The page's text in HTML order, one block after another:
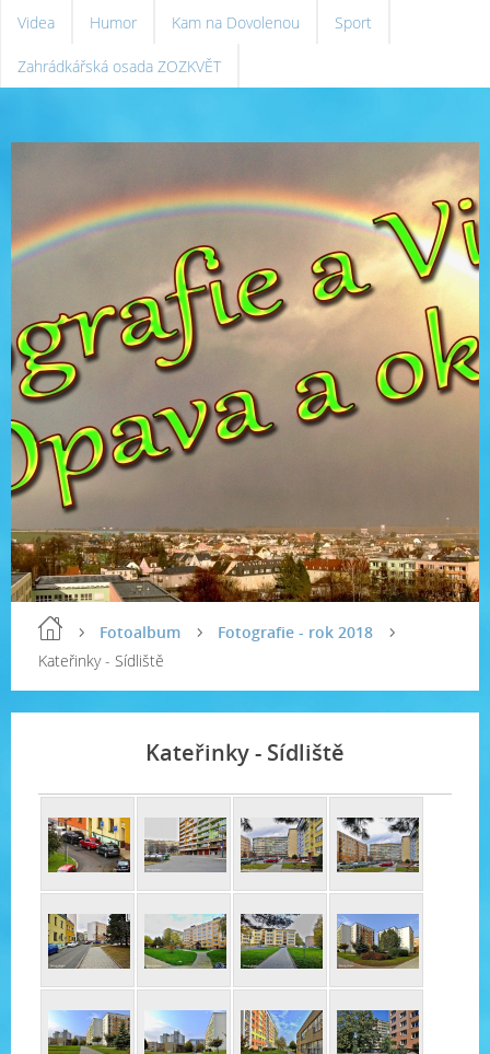
Videa Humor Kam na Dovolenou Sport
Zahrádkářská osada ZOZKVĚT
Fotoalbum
Fotografie - rok 2018
Kateřinky - Sídliště
Kateřinky - Sídliště